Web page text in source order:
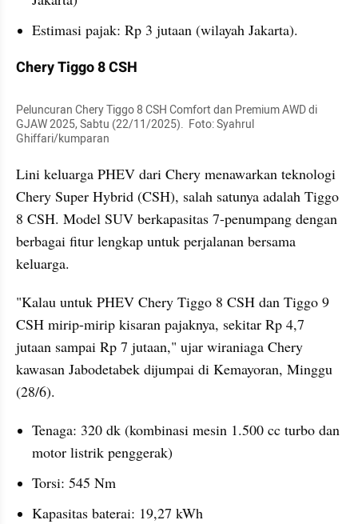
Estimasi pajak: Rp 3 jutaan (wilayah Jakarta).
Chery Tiggo 8 CSH
Peluncuran Chery Tiggo 8 CSH Comfort dan Premium AWD di
GJAW 2025, Sabtu (22/11/2025).  Foto: Syahrul
Ghiffari/kumparan
Lini keluarga PHEV dari Chery menawarkan teknologi
Chery Super Hybrid (CSH), salah satunya adalah Tiggo
8 CSH. Model SUV berkapasitas 7-penumpang dengan
berbagai fitur lengkap untuk perjalanan bersama
keluarga.
"Kalau untuk PHEV Chery Tiggo 8 CSH dan Tiggo 9
CSH mirip-mirip kisaran pajaknya, sekitar Rp 4,7
jutaan sampai Rp 7 jutaan," ujar wiraniaga Chery
kawasan Jabodetabek dijumpai di Kemayoran, Minggu
(28/6).
Tenaga: 320 dk (kombinasi mesin 1.500 cc turbo dan
motor listrik penggerak)
Torsi: 545 Nm
Kapasitas baterai: 19,27 kWh